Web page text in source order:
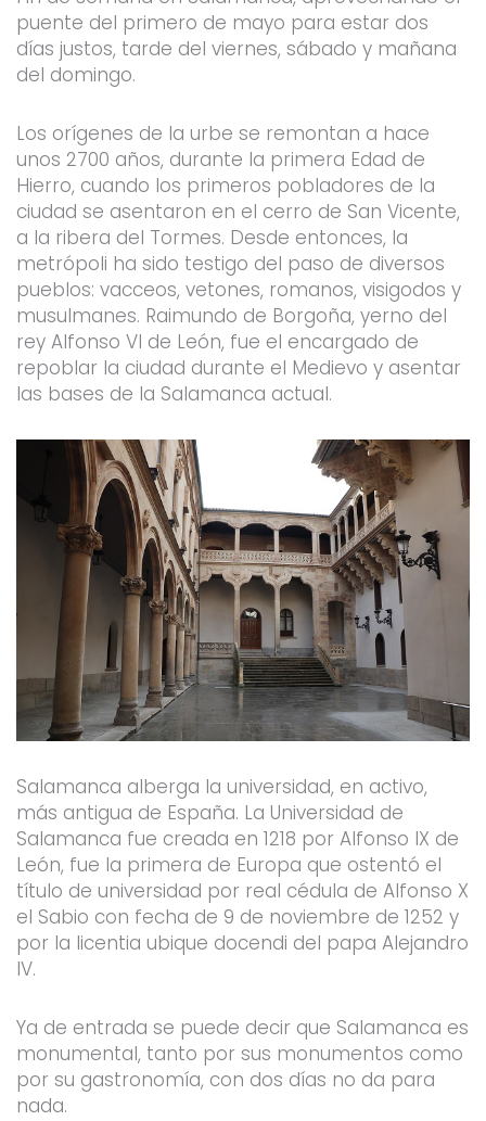
puente del primero de mayo para estar dos
días justos, tarde del viernes, sábado y mañana
del domingo.
Los orígenes de la urbe se remontan a hace
unos 2700 años, durante la primera Edad de
Hierro, cuando los primeros pobladores de la
ciudad se asentaron en el cerro de San Vicente,
a la ribera del Tormes. Desde entonces, la
metrópoli ha sido testigo del paso de diversos
pueblos: vacceos, vetones, romanos, visigodos y
musulmanes. Raimundo de Borgoña, yerno del
rey Alfonso VI de León, fue el encargado de
repoblar la ciudad durante el Medievo y asentar
las bases de la Salamanca actual.
Salamanca alberga la universidad, en activo,
más antigua de España. La Universidad de
Salamanca fue creada en 1218 por Alfonso IX de
León, fue la primera de Europa que ostentó el
título de universidad por real cédula de Alfonso X
el Sabio con fecha de 9 de noviembre de 1252 y
por la licentia ubique docendi del papa Alejandro
IV.​
Ya de entrada se puede decir que Salamanca es
monumental, tanto por sus monumentos como
por su gastronomía, con dos días no da para
nada.